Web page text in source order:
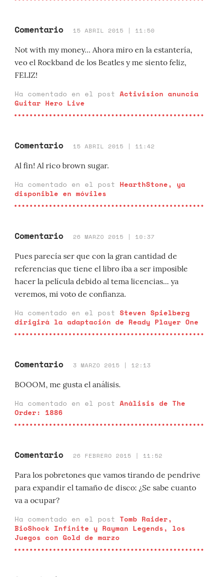
Comentario 15 ABRIL 2015 | 11:50
Not with my money... Ahora miro en la estantería,
veo el Rockband de los Beatles y me siento feliz,
FELIZ!
Ha comentado en el post Activision anuncia
Guitar Hero Live
Comentario 15 ABRIL 2015 | 11:42
Al fin! Al rico brown sugar.
Ha comentado en el post HearthStone, ya
disponible en móviles
Comentario 26 MARZO 2015 | 10:37
Pues parecía ser que con la gran cantidad de
referencias que tiene el libro iba a ser imposible
hacer la película debido al tema licencias... ya
veremos, mi voto de confianza.
Ha comentado en el post Steven Spielberg
dirigirá la adaptación de Ready Player One
Comentario 3 MARZO 2015 | 12:13
BOOOM, me gusta el análisis.
Ha comentado en el post Análisis de The
Order: 1886
Comentario 26 FEBRERO 2015 | 11:52
Para los pobretones que vamos tirando de pendrive
para expandir el tamaño de disco: ¿Se sabe cuanto
va a ocupar?
Ha comentado en el post Tomb Raider,
BioShock Infinite y Rayman Legends, los
Juegos con Gold de marzo